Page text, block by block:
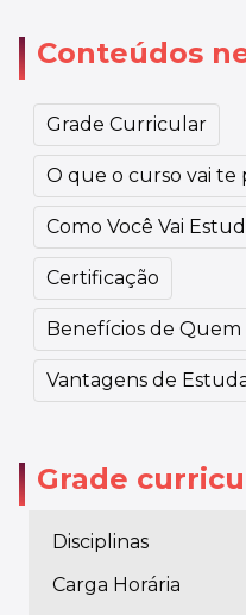
Conteúdos
Grade Curricular
O que o curso vai te
Como Você Vai
Certificação
Benefícios de Quem
Vantagens de
Grade
Disciplinas
Carga Horária